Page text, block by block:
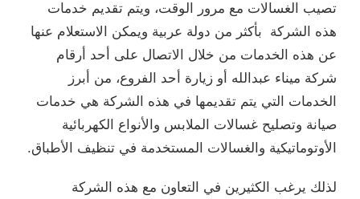
تصيب الغسالات مع مرور الوقت، ويتم تقديم خدمات
هذه الشركة بأكثر من دولة عربية ويمكن الاستعلام عنها
عن هذه الخدمات من خلال الاتصال على أحد أرقام
شركة ميناء عبدالله أو زيارة أحد الفروع، من أبرز
الخدمات التي يتم تقديمها في هذه الشركة هي خدمات
صيانة وتصليح غسالات الملابس والأنواع الكهربائية
الأوتوماتيكية والغسالات المستخدمة في تنظيف الأطباق.
لذلك يرغب الكثيرين في التعاون مع هذه الشركة